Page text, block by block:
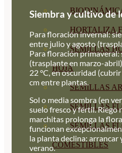
HORTALIZA
SEMILLAS
HOJA
SEMILLAS
SEMILLAS
SEMILLAS
COMESTIBLES
Siembra y cultivo de
Para floración invernal:
entre julio y agosto
Para floración primaveral:
(trasplante en marzo-
22 °C, en oscuridad
cm entre plantas.
Sol o media sombra (en
suelo fresco y fértil. Riego
marchitas prolonga la
funcionan
la planta declina:
verano.